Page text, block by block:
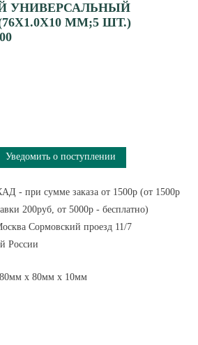
УНИВЕРСАЛЬНЫЙ
ММ;5 ШТ.)
Уведомить о поступлении
- при сумме заказа от 1500р (от 1500р
200руб, от 5000р - бесплатно)
Сормовский проезд 11/7
России
80мм x 80мм x 10мм